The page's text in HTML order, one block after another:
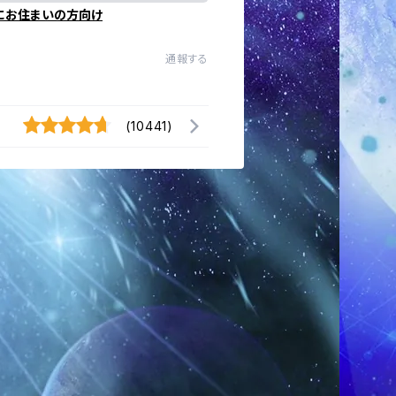
お住まいの方向け
通報する
(10441)